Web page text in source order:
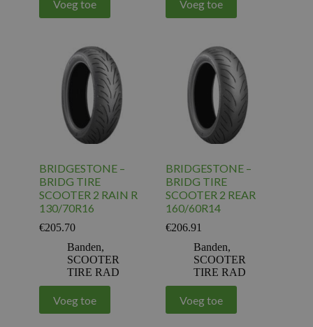
Voeg toe Voeg toe
BRIDGESTONE –
BRIDG TIRE
SCOOTER 2 RAIN R
130/70R16
€205.70
Banden,
SCOOTER
TIRE RAD
Voeg toe
BRIDGESTONE –
BRIDG TIRE
SCOOTER 2 REAR
160/60R14
€206.91
Banden,
SCOOTER
TIRE RAD
Voeg toe